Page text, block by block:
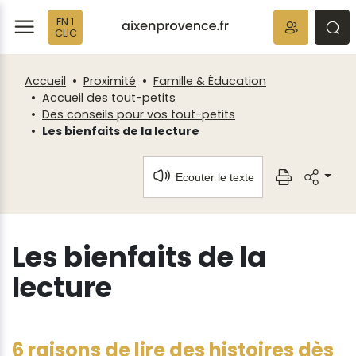
EN 1
CLIC
Accueil Proximité
Famille & Éducation
Accueil des tout-petits
Des conseils pour vos tout-petits
Les bienfaits de la lecture
Ecouter le texte
Les bienfaits de la
lecture
6 raisons de lire des histoires dès
Panneau de gestion des cookies